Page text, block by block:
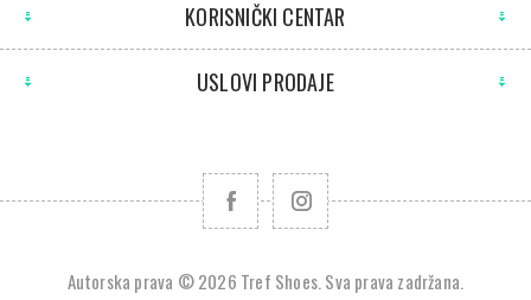
KORISNIČKI CENTAR
USLOVI PRODAJE
Autorska prava © 2026 Tref Shoes. Sva prava zadržana.